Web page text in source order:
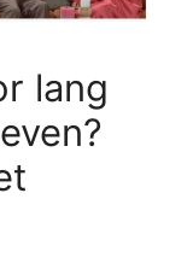
lang